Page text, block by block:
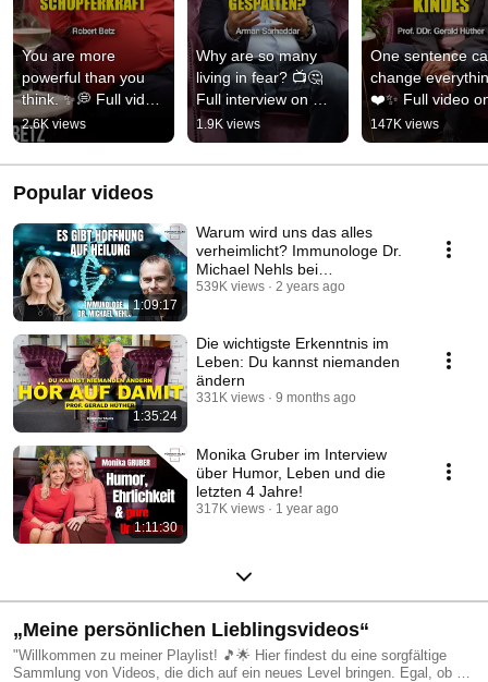
You are more
powerful than you
think. ✨💭 Full video
on my channel! ⭐️
2.6K views
Why are so many
living in fear? 📺🤔
Full interview on
YouTube 💫
1.9K views
One sentence
change
❤️✨ Full video
my channel! ⭐️
147K views
Popular videos
1:09:17
Warum wird uns das alles
verheimlicht? Immunologe Dr.
Michael Nehls bei
@petra_fuehrich_talks
539K views 2 years ago
1:35:24
Die wichtigste Erkenntnis im
Leben: Du kannst niemanden
ändern
331K views 9 months ago
1:11:30
Monika Gruber im Interview
über Humor, Leben und die
letzten 4 Jahre!
317K views 1 year ago
„Meine persönlichen Lieblingsvideos“
"Willkommen zu meiner Playlist! 🎵🌟 Hier findest du eine sorgfältige
Sammlung von Videos, die dich auf ein neues Level bringen. Egal, ob du